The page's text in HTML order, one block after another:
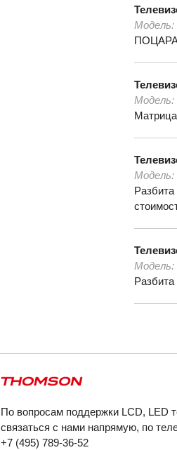
Модель:
Модель:
Матрица
Модель:
Модель:
По вопросам поддержки LCD, LED
связаться с нами напрямую, по
+7 (495) 789-36-52